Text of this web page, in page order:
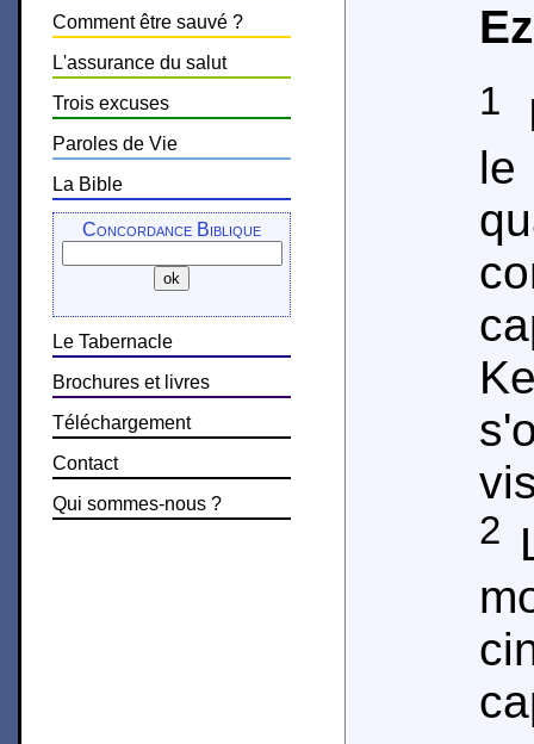
Comment être sauvé ?
L'assurance du salut
Trois excuses
Paroles de Vie
La Bible
Concordance Biblique
Le Tabernacle
Brochures et livres
Téléchargement
Contact
Qui sommes-nous ?
1
2